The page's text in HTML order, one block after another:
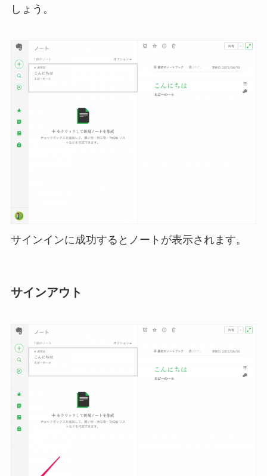
しょう。
サインインに成功するとノートが表示されます。
サインアウト